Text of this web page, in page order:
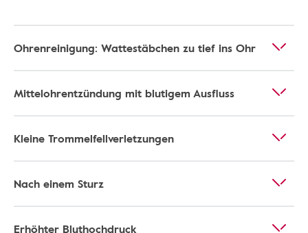
Ohrenreinigung: Wattestäbchen zu tief ins Ohr
Mittelohrentzündung mit blutigem Ausfluss
Kleine Trommelfellverletzungen
Nach einem Sturz
Erhöhter Bluthochdruck